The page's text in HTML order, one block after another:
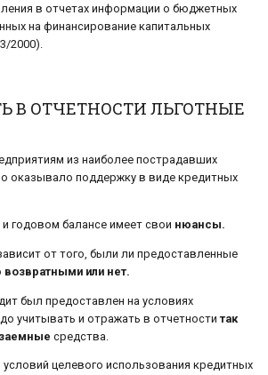
в отчетах информации о бюджетных
на финансирование капитальных
2000).
В ОТЧЕТНОСТИ ЛЬГОТНЫЕ
из наиболее пострадавших
оказывало поддержку в виде кредитных
годовом балансе имеет свои нюансы.
от того, были ли предоставленные
возвратными или нет.
был предоставлен на условиях
учитывать и отражать в отчетноститак
заемные средства.
целевого использования кредитных